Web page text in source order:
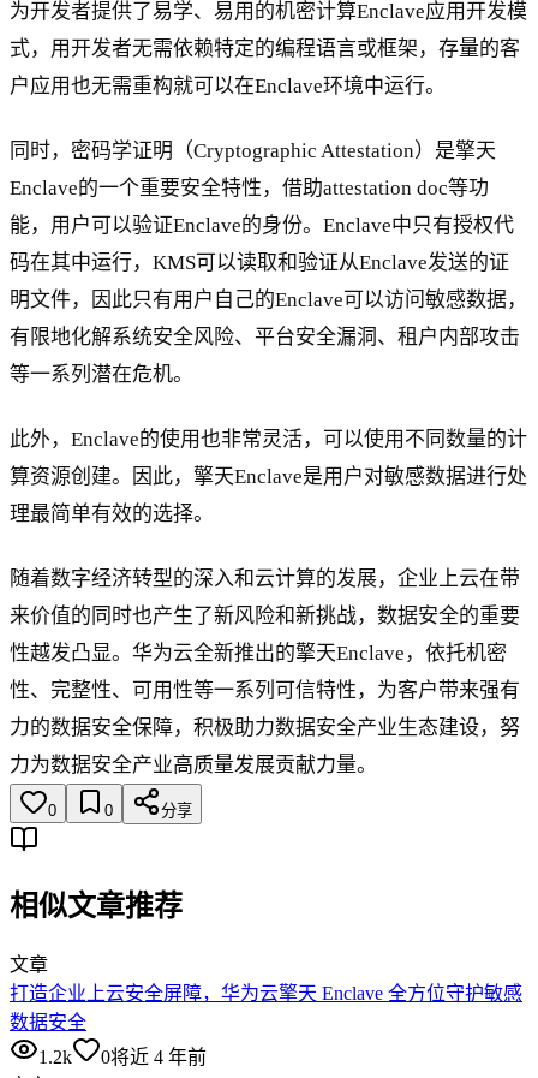
为开发者提供了易学、易用的机密计算Enclave应用开发模
式，用开发者无需依赖特定的编程语言或框架，存量的客
户应用也无需重构就可以在Enclave环境中运行。
同时，密码学证明（Cryptographic Attestation）是擎天
Enclave的一个重要安全特性，借助attestation doc等功
能，用户可以验证Enclave的身份。Enclave中只有授权代
码在其中运行，KMS可以读取和验证从Enclave发送的证
明文件，因此只有用户自己的Enclave可以访问敏感数据，
有限地化解系统安全风险、平台安全漏洞、租户内部攻击
等一系列潜在危机。
此外，Enclave的使用也非常灵活，可以使用不同数量的计
算资源创建。因此，擎天Enclave是用户对敏感数据进行处
理最简单有效的选择。
随着数字经济转型的深入和云计算的发展，企业上云在带
来价值的同时也产生了新风险和新挑战，数据安全的重要
性越发凸显。华为云全新推出的擎天Enclave，依托机密
性、完整性、可用性等一系列可信特性，为客户带来强有
力的数据安全保障，积极助力数据安全产业生态建设，努
力为数据安全产业高质量发展贡献力量。
0 0 分享
相似文章推荐
文章
打造企业上云安全屏障，华为云擎天 Enclave 全方位守护敏感
数据安全
1.2k
0将近 4 年前